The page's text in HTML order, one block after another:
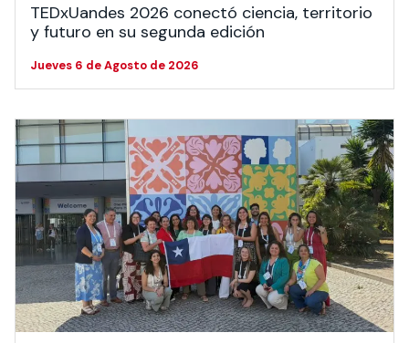
TEDxUandes 2026 conectó ciencia, territorio
y futuro en su segunda edición
Jueves 6 de Agosto de 2026